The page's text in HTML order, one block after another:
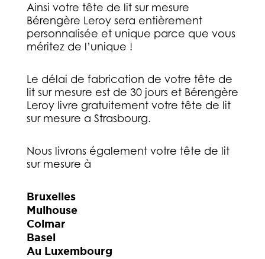
Ainsi votre tête de lit sur mesure
Bérengère Leroy sera entièrement
personnalisée et unique parce que vous
méritez de l’unique !
Le délai de fabrication de votre tête de
lit sur mesure est de 30 jours et Bérengère
Leroy livre gratuitement votre tête de lit
sur mesure a Strasbourg.
Nous livrons également votre tête de lit
sur mesure à
Bruxelles
Mulhouse
Colmar
Basel
Au Luxembourg